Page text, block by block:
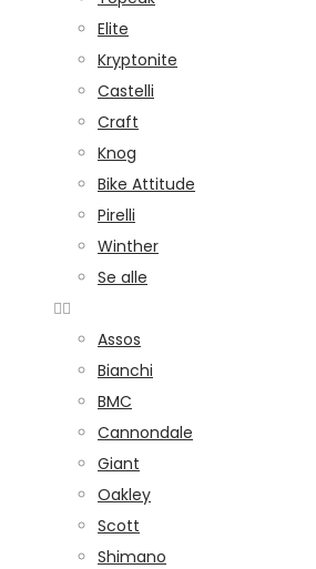
Elite
Kryptonite
Castelli
Craft
Knog
Bike Attitude
Pirelli
Winther
Se alle
Assos
Bianchi
BMC
Cannondale
Giant
Oakley
Scott
Shimano